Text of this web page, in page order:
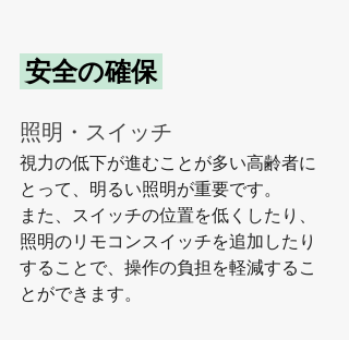
安全の確保
照明・スイッチ
視力の低下が進むことが多い高齢者に
とって、明るい照明が重要です。
また、スイッチの位置を低くしたり、
照明のリモコンスイッチを追加したり
することで、操作の負担を軽減するこ
とができます。